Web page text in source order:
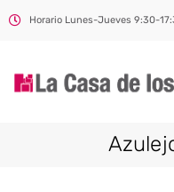
Horario Lunes-Jueves 9:30-